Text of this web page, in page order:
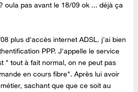
oula pas avant le 18/09 ok ... déjà ça
plus d'accès internet ADSL. j'ai bien
PPP. J'appelle le service
" tout à fait normal, on ne peut pas
en cours fibre". Après lui avoir
sachant que que ce soit au